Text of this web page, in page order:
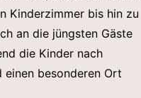
Kinderzimmer bis hin zu
an die jüngsten Gäste
die Kinder nach
einen besonderen Ort